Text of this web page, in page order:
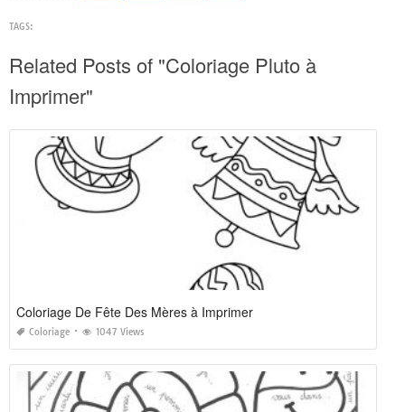
TAGS:
Related Posts of "Coloriage Pluto à
Imprimer"
Coloriage De Fête Des Mères à Imprimer
Coloriage 1047 Views